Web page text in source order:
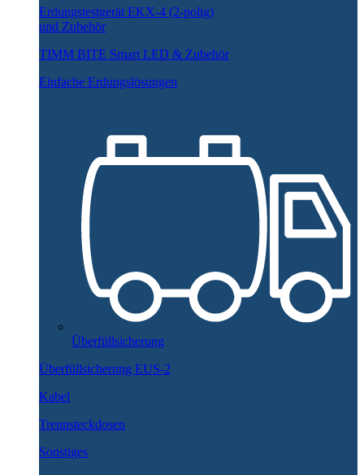
Erdungstestgerät EKX-4 (2-polig)
und Zubehör
TIMM BITE Smart LED & Zubehör
Einfache Erdungslösungen
Überfüllsicherung
Überfüllsicherung EUS-2
Kabel
Trennsteckdosen
Sonstiges